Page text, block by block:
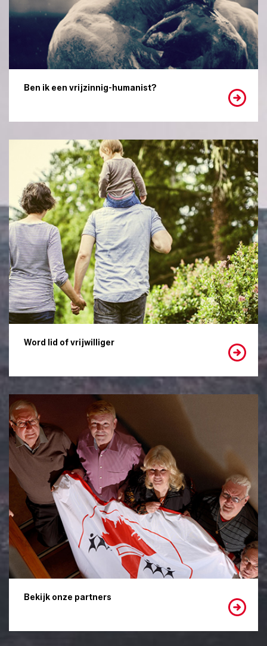
Ben ik een vrijzinnig-humanist?
Word lid of vrijwilliger
Bekijk onze partners